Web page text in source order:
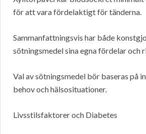
för att vara fördelaktigt för tänderna.
Sammanfattningsvis har både
sötningsmedel sina egna fördelar och
Val av sötningsmedel bör baseras på
behov och hälsosituationer.
Livsstilsfaktorer och Diabetes